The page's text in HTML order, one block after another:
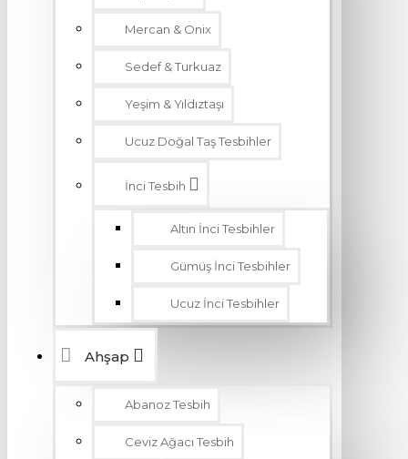
Mercan & Onix
Sedef & Turkuaz
Yeşim & Yıldıztaşı
Ucuz Doğal Taş Tesbihler
İnci Tesbih
Altın İnci Tesbihler
Gümüş İnci Tesbihler
Ucuz İnci Tesbihler
Ahşap
Abanoz Tesbih
Ceviz Ağacı Tesbih